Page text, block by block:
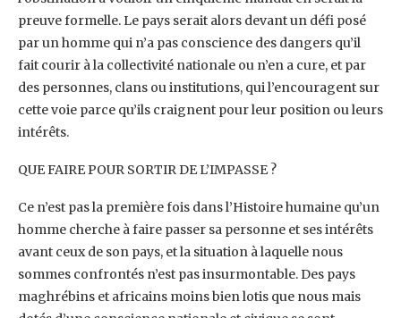
preuve formelle. Le pays serait alors devant un défi posé
par un homme qui n’a pas conscience des dangers qu’il
fait courir à la collectivité nationale ou n’en a cure, et par
des personnes, clans ou institutions, qui l’encouragent sur
cette voie parce qu’ils craignent pour leur position ou leurs
intérêts.
QUE FAIRE POUR SORTIR DE L’IMPASSE ?
Ce n’est pas la première fois dans l’Histoire humaine qu’un
homme cherche à faire passer sa personne et ses intérêts
avant ceux de son pays, et la situation à laquelle nous
sommes confrontés n’est pas insurmontable. Des pays
maghrébins et africains moins bien lotis que nous mais